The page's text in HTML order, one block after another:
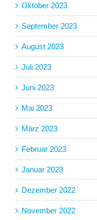
Oktober 2023
September 2023
August 2023
Juli 2023
Juni 2023
Mai 2023
März 2023
Februar 2023
Januar 2023
Dezember 2022
November 2022